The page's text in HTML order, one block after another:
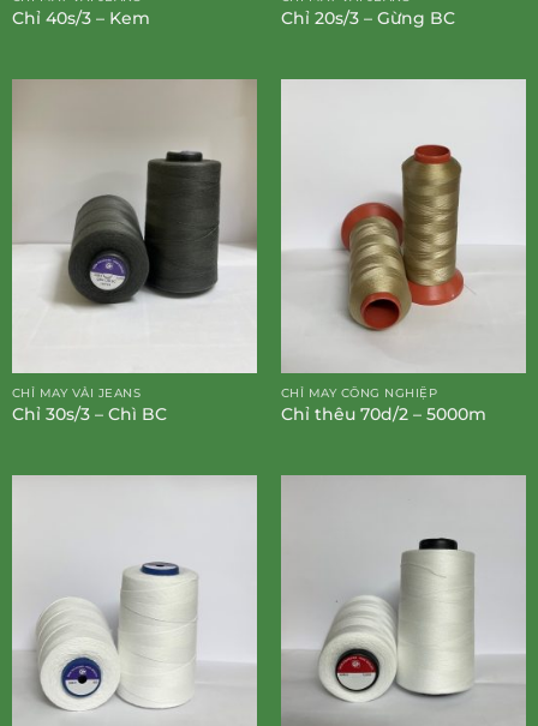
Chỉ 40s/3 – Kem Chỉ 20s/3 – Gừng BC
CHỈ MAY VẢI JEANS
Chỉ 30s/3 – Chì BC
CHỈ MAY CÔNG NGHIỆP
Chỉ thêu 70d/2 – 5000m